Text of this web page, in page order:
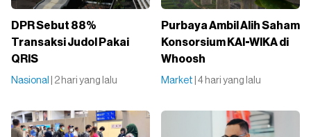
DPR Sebut 88%
Transaksi Judol Pakai
QRIS
Nasional | 2 hari yang lalu
Purbaya Ambil Alih Saham
Konsorsium KAI-WIKA di
Whoosh
Market | 4 hari yang lalu